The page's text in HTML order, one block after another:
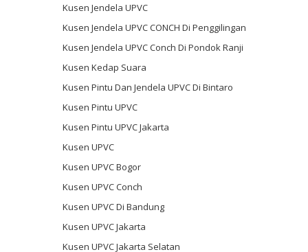
Kusen Jendela UPVC
Kusen Jendela UPVC CONCH Di Penggilingan
Kusen Jendela UPVC Conch Di Pondok Ranji
Kusen Kedap Suara
Kusen Pintu Dan Jendela UPVC Di Bintaro
Kusen Pintu UPVC
Kusen Pintu UPVC Jakarta
Kusen UPVC
Kusen UPVC Bogor
Kusen UPVC Conch
Kusen UPVC Di Bandung
Kusen UPVC Jakarta
Kusen UPVC Jakarta Selatan